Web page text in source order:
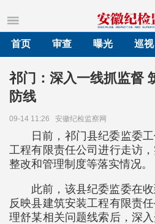
首页
审查 曝光 巡视
祁门：深入一线抓监督
防线
09-14 11:26 安徽纪检监察网
日前，祁门县纪委监委
工程有限责任公司进行走访
整改和管理制度等落实情况。
此前，该县纪委监委在
反映县建筑安装工程有限责
理舒某相关问题线索后，深